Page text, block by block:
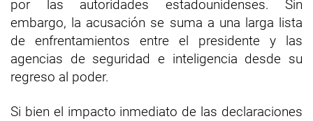
por las autoridades estadounidenses. Sin
embargo, la acusación se suma a una larga lista
de enfrentamientos entre el presidente y las
agencias de seguridad e inteligencia desde su
regreso al poder.
Si bien el impacto inmediato de las declaraciones